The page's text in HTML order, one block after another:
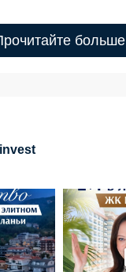
больше